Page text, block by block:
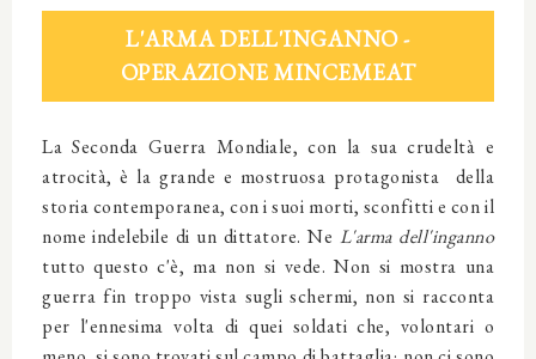
L'ARMA DELL'INGANNO -
OPERAZIONE MINCEMEAT
La Seconda Guerra Mondiale, con la sua crudeltà e
atrocità, è la grande e mostruosa protagonista della
storia contemporanea, con i suoi morti, sconfitti e con il
nome indelebile di un dittatore. Ne L'arma dell'inganno
tutto questo c'è, ma non si vede. Non si mostra una
guerra fin troppo vista sugli schermi, non si racconta
per l'ennesima volta di quei soldati che, volontari o